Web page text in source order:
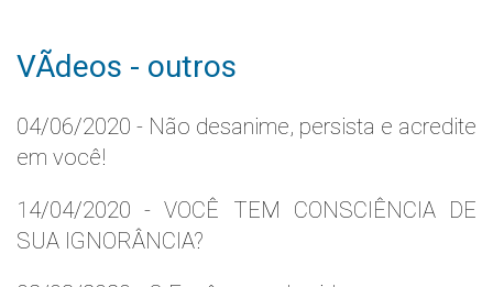
VÃ­deos - outros
04/06/2020 - Não desanime, persista e acredite
em você!
14/04/2020 - VOCÊ TEM CONSCIÊNCIA DE
SUA IGNORÂNCIA?